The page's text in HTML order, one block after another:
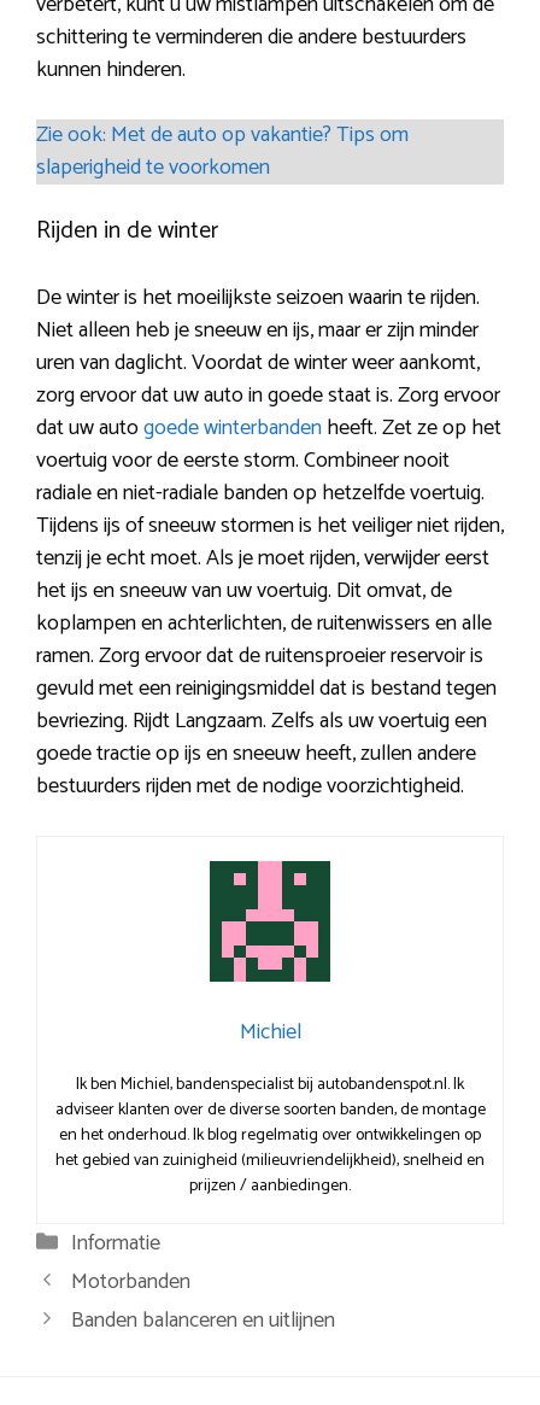
schittering te verminderen die andere bestuurders
kunnen hinderen.
Zie ook: Met de auto op vakantie? Tips om
slaperigheid te voorkomen
Rijden in de winter
De winter is het moeilijkste seizoen waarin te rijden.
Niet alleen heb je sneeuw en ijs, maar er zijn minder
uren van daglicht. Voordat de winter weer aankomt,
zorg ervoor dat uw auto in goede staat is. Zorg ervoor
dat uw autogoede winterbandenheeft. Zet ze op het
voertuig voor de eerste storm. Combineer nooit
radiale en niet-radiale banden op hetzelfde voertuig.
Tijdens ijs of sneeuw stormen is het veiliger niet rijden,
tenzij je echt moet. Als je moet rijden, verwijder eerst
het ijs en sneeuw van uw voertuig. Dit omvat, de
koplampen en achterlichten, de ruitenwissers en alle
ramen. Zorg ervoor dat de ruitensproeier reservoir is
gevuld met een reinigingsmiddel dat is bestand tegen
bevriezing. Rijdt Langzaam. Zelfs als uw voertuig een
goede tractie op ijs en sneeuw heeft, zullen andere
bestuurders rijden met de nodige voorzichtigheid.
Michiel
Ik ben Michiel, bandenspecialist bij autobandenspot.nl. Ik
adviseer klanten over de diverse soorten banden, de montage
en het onderhoud. Ik blog regelmatig over ontwikkelingen op
het gebied van zuinigheid (milieuvriendelijkheid), snelheid en
prijzen / aanbiedingen.
Categorieën
Informatie
Berichtnavigatie
Motorbanden
Banden balanceren en uitlijnen